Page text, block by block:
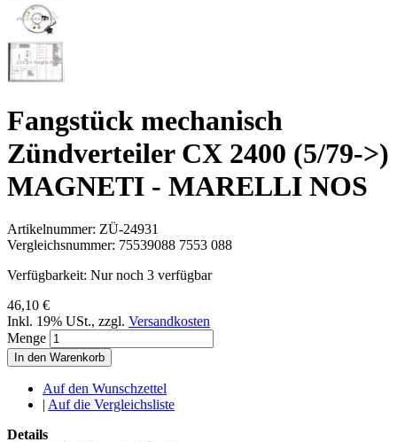
Fangstück mechanisch
Zündverteiler CX 2400 (5/79->)
MAGNETI - MARELLI NOS
Artikelnummer: ZÜ-24931
Vergleichsnummer: 75539088 7553 088
Verfügbarkeit: Nur noch 3 verfügbar
46,10 €
Inkl. 19% USt., zzgl. Versandkosten
Menge
In den Warenkorb
Auf den Wunschzettel
| Auf die Vergleichsliste
Details